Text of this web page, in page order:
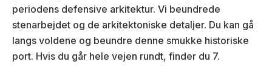
periodens defensive arkitektur. Vi beundrede
stenarbejdet og de arkitektoniske detaljer. Du kan gå
langs voldene og beundre denne smukke historiske
port. Hvis du går hele vejen rundt, finder du 7.